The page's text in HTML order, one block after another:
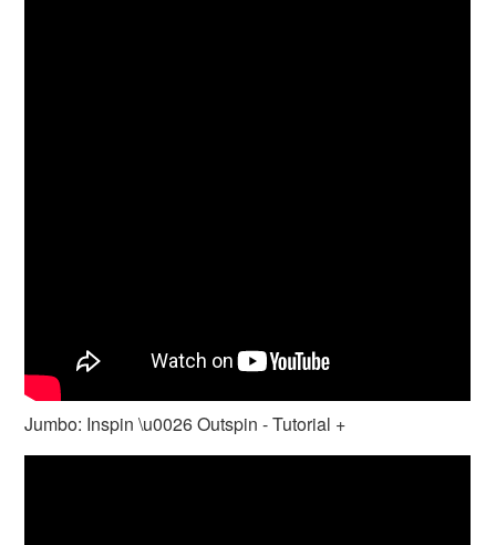
Jumbo: Inspin \u0026 Outspin - Tutorial +